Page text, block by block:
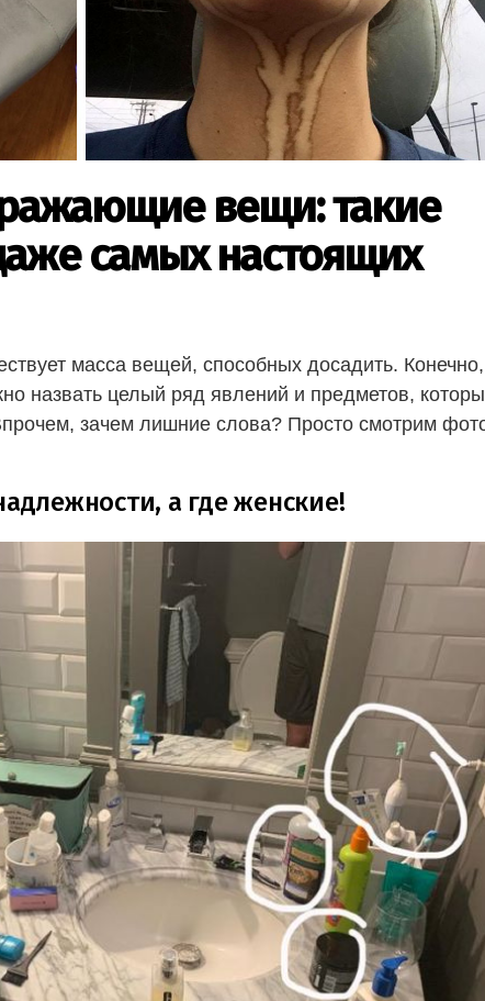
вещи: такие
самых настоящих
масса вещей, способных досадить. Конечно,
назвать целый ряд явлений и предметов,
зачем лишние слова? Просто смотрим
а где женские!